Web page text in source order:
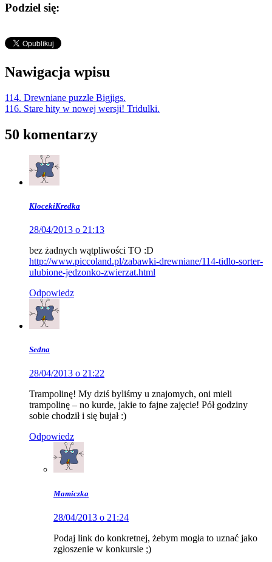
Podziel się:
Nawigacja wpisu
114. Drewniane puzzle Bigjigs.
116. Stare hity w nowej wersji! Tridulki.
50 komentarzy
KlocekiKredka
28/04/2013 o 21:13
bez żadnych wątpliwości TO :D
http://www.piccoland.pl/zabawki-drewniane/114-tidlo-sorter-
ulubione-jedzonko-zwierzat.html
Odpowiedz
Sedna
28/04/2013 o 21:22
Trampolinę! My dziś byliśmy u znajomych, oni mieli
trampolinę – no kurde, jakie to fajne zajęcie! Pół godziny
sobie chodził i się bujał :)
Odpowiedz
Mamiczka
28/04/2013 o 21:24
Podaj link do konkretnej, żebym mogła to uznać jako
zgłoszenie w konkursie ;)